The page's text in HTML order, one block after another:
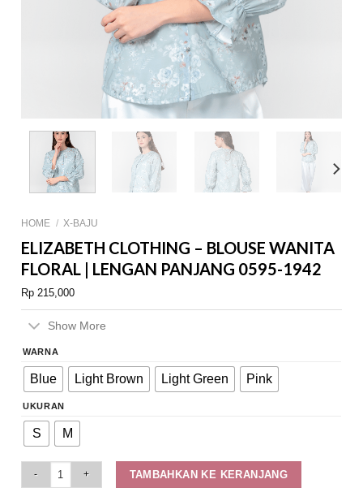
HOME / X-BAJU
ELIZABETH CLOTHING – BLOUSE WANITA
FLORAL | LENGAN PANJANG 0595-1942
Rp 215,000
Show More
WARNA
Blue Light Brown Light Green Pink
UKURAN
S M
TAMBAHKAN KE KERANJANG